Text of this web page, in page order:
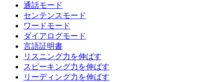
通話モード
センテンスモード
ワードモード
ダイアログモード
言語証明書
リスニング力を伸ばす
スピーキング力を伸ばす
リーディング力を伸ばす